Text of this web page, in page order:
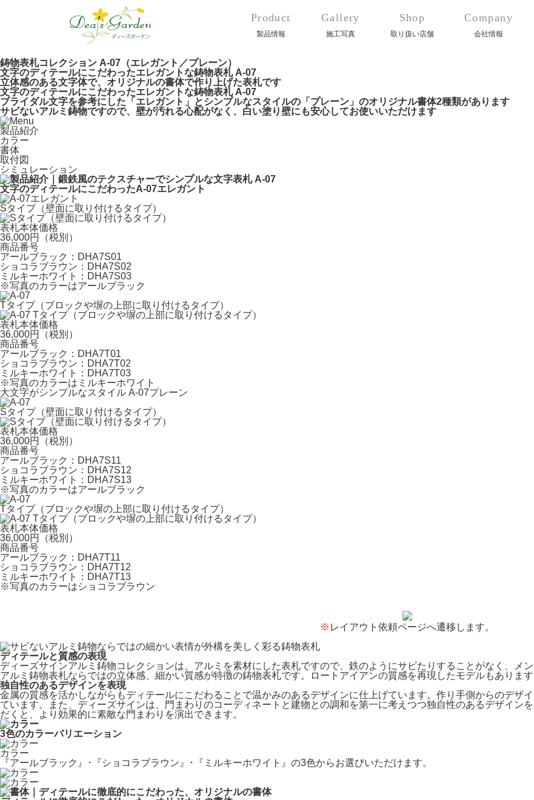
Product
製品情報
Gallery
施工写真
Shop
取り扱い店舗
Company
会社情報
鋳物表札インデックス
鋳物表札コレクション A-07（エレガント／プレーン）
文字のディテールにこだわったエレガントな鋳物表札 A-07
立体感のある文字体で、オリジナルの書体で作り上げた表札です
文字のディテールにこだわったエレガントな鋳物表札 A-07
ブライダル文字を参考にした「エレガント」とシンプルなスタイルの「プレーン」のオリジナル書体2種類があります
サビないアルミ鋳物ですので、壁が汚れる心配がなく、白い塗り壁にも安心してお使いいただけます
製品紹介
カラー
書体
取付図
シミュレーション
文字のディテールにこだわったA-07エレガント
Sタイプ（壁面に取り付けるタイプ）
表札本体価格
36,000円（税別）
商品番号
アールブラック：DHA7S01
ショコラブラウン：DHA7S02
ミルキーホワイト：DHA7S03
※写真のカラーはアールブラック
Tタイプ（ブロックや塀の上部に取り付けるタイプ）
表札本体価格
36,000円（税別）
商品番号
アールブラック：DHA7T01
ショコラブラウン：DHA7T02
ミルキーホワイト：DHA7T03
※写真のカラーはミルキーホワイト
大文字がシンプルなスタイル A-07プレーン
Sタイプ（壁面に取り付けるタイプ）
表札本体価格
36,000円（税別）
商品番号
アールブラック：DHA7S11
ショコラブラウン：DHA7S12
ミルキーホワイト：DHA7S13
※写真のカラーはアールブラック
Tタイプ（ブロックや塀の上部に取り付けるタイプ）
表札本体価格
36,000円（税別）
商品番号
アールブラック：DHA7T11
ショコラブラウン：DHA7T12
ミルキーホワイト：DHA7T13
※写真のカラーはショコラブラウン
※ レイアウト依頼ページへ遷移します。
ディテールと質感の表現
ディーズサインアルミ鋳物コレクションは、アルミを素材にした表札ですので、鉄のようにサビたりすることがなく、メン
アルミ鋳物表札ならではの立体感、細かい質感が特徴の鋳物表札です。ロートアイアンの質感を再現したモデルもありま
独自性のあるデザインを表現
金属の質感を活かしながらもディテールにこだわることで温かみのあるデザインに仕上げています。作り手側からのデザ
ています。また、ディーズサインは、門まわりのコーディネートと建物との調和を第一に考えつつ独自性のあるデザイン
だくと、より効果的に素敵な門まわりを演出できます。
3色のカラーバリエーション
カラー
『アールブラック』･『ショコラブラウン』･『ミルキーホワイト』の3色からお選びいただけます。